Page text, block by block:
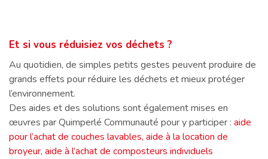
Et si vous réduisiez vos déchets ?
Au quotidien, de simples petits gestes peuvent produire de
grands effets pour réduire les déchets et mieux protéger
l’environnement.
Des aides et des solutions sont également mises en
œuvres par Quimperlé Communauté pour y participer : aide
pour l’achat de couches lavables, aide à la location de
broyeur, aide à l’achat de composteurs individuels